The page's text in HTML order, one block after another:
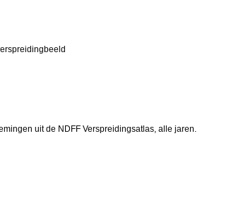
uit de NDFF Verspreidingsatlas, alle jaren.